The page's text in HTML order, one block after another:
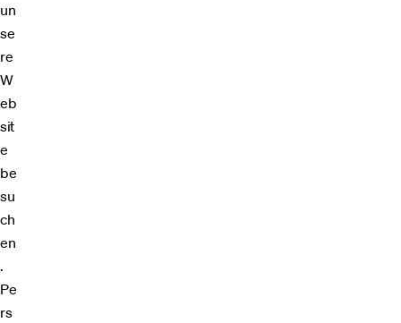
un
se
re
W
eb
sit
e
be
su
ch
en
.
Pe
rs